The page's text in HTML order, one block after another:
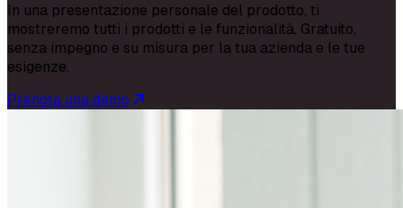
In una presentazione personale del prodotto, ti
mostreremo tutti i prodotti e le funzionalità. Gratuito,
senza impegno e su misura per la tua azienda e le tue
esigenze.
Prenota una demo